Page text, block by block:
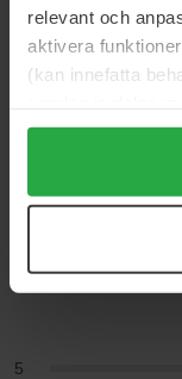
relevant och
aktivera
(kan innefatta
trycka på "Tillåt
medan du under
cookies. Du kan
After sun
Soothing After
Recensioner (2)
5